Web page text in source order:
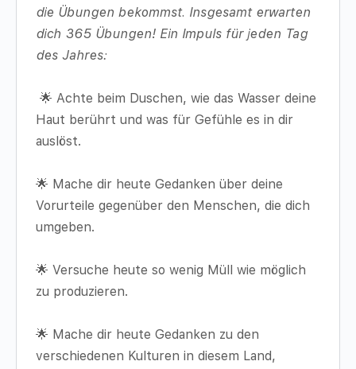
die Übungen bekommst. Insgesamt erwarten
dich 365 Übungen! Ein Impuls für jeden Tag
des Jahres:
🌟 Achte beim Duschen, wie das Wasser deine
Haut berührt und was für Gefühle es in dir
auslöst.
🌟 Mache dir heute Gedanken über deine
Vorurteile gegenüber den Menschen, die dich
umgeben.
🌟 Versuche heute so wenig Müll wie möglich
zu produzieren.
🌟 Mache dir heute Gedanken zu den
verschiedenen Kulturen in diesem Land,